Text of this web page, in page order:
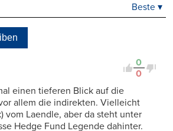
Beste ▾
0
0
einen tieferen Blick auf die
allem die indirekten. Vielleicht
vom Laendle, aber da steht unter
Hedge Fund Legende dahinter.